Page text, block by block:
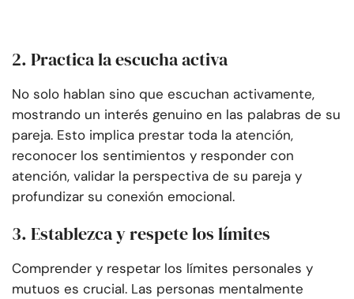
2. Practica la escucha activa
No solo hablan sino que escuchan activamente,
mostrando un interés genuino en las palabras de su
pareja. Esto implica prestar toda la atención,
reconocer los sentimientos y responder con
atención, validar la perspectiva de su pareja y
profundizar su conexión emocional.
3. Establezca y respete los límites
Comprender y respetar los límites personales y
mutuos es crucial. Las personas mentalmente